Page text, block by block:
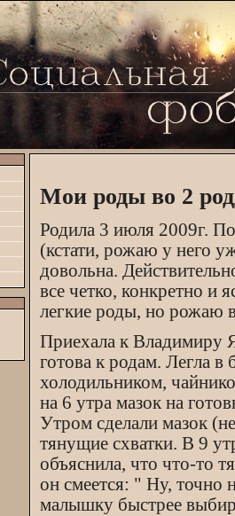
Мои роды во 2
Родила 3 июля 2009г.
(кстати, рожаю у него
довольна.
все четко, конкретно и
легкие роды, но рожаю
Приехала к Владимиру
готова к родам. Легла в
холодильником,
на 6 утра мазок на
Утром сделали мазок
тянущие схватки. В 9
объяснила, что что-то
он смеется: " Ну, точно
малышку быстрее